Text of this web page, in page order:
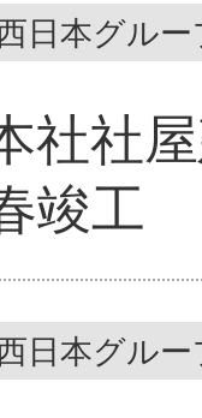
日本グル
社
竣工
日本グル